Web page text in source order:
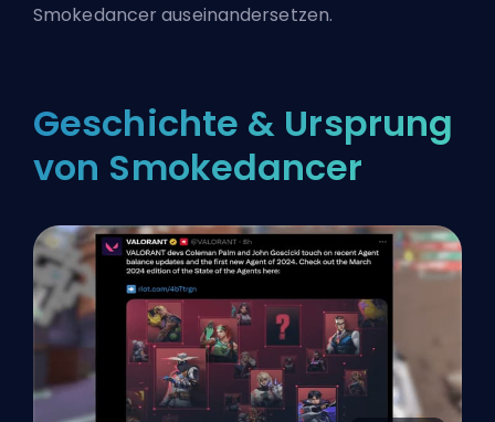
Smokedancer auseinandersetzen.
Geschichte & Ursprung
von Smokedancer